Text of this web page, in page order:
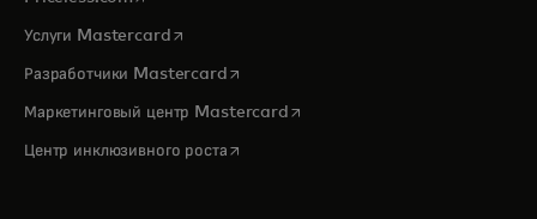
Услуги Mastercardopens in a new tab
Разработчики Mastercardopens in a new tab
Маркетинговый центр Mastercardopens in a new tab
Центр инклюзивного ростаopens in a new tab